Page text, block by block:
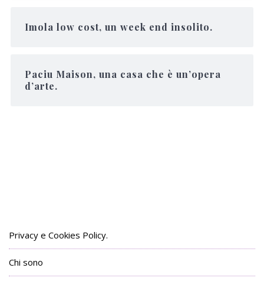
Imola low cost, un week end insolito.
Paciu Maison, una casa che è un’opera
d’arte.
Privacy e Cookies Policy.
Chi sono